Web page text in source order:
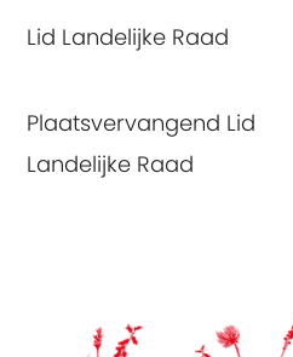
Lid Landelijke Raad
Plaatsvervangend Lid
Landelijke Raad